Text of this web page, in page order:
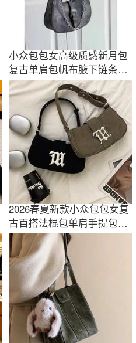
小众包包女高级质感新月包
复古单肩包帆布腋下链条手
提包
2026春夏新款小众包包女复
古百搭法棍包单肩手提包千
禧辣妹腋下包